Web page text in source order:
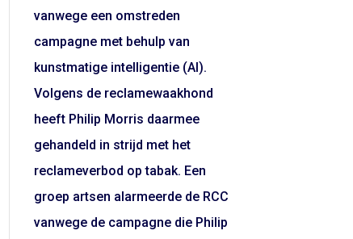
vanwege een omstreden
campagne met behulp van
kunstmatige intelligentie (AI).
Volgens de reclamewaakhond
heeft Philip Morris daarmee
gehandeld in strijd met het
reclameverbod op tabak. Een
groep artsen alarmeerde de RCC
vanwege de campagne die Philip